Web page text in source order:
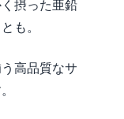
摂った亜鉛
も。
高品質なサ